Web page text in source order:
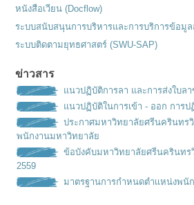
หนังสือเวียน (Docflow)
ระบบสนับสนุนการบริหารและการบริการข้อมูล
ระบบติดตามยุทธศาสตร์ (SWU-SAP)
ข่าวสาร
แนวปฏิบัติการลา และการส่งใบ
แนวปฏิบัติในการเข้า - ออก การ
ประกาศมหาวิทยาลัยศรีนครินทร
พนักงานมหาวิทยาลัย
ข้อบังคับมหาวิทยาลัยศรีนครินท
2559
มาตรฐานการกำหนดตำเเหน่งพนั